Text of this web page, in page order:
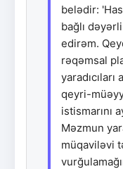
belədir:
bağlı
edirəm.
rəqəmsal
qeyri-
istismarını
Məzmun
müqaviləvi